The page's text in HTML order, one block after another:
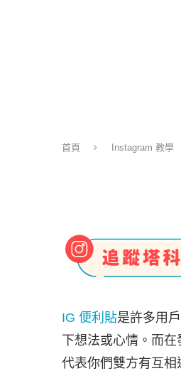
首頁 Instagram 教學
IG 便利貼是許多用
下想法或心情。而
代表你們雙方有互相